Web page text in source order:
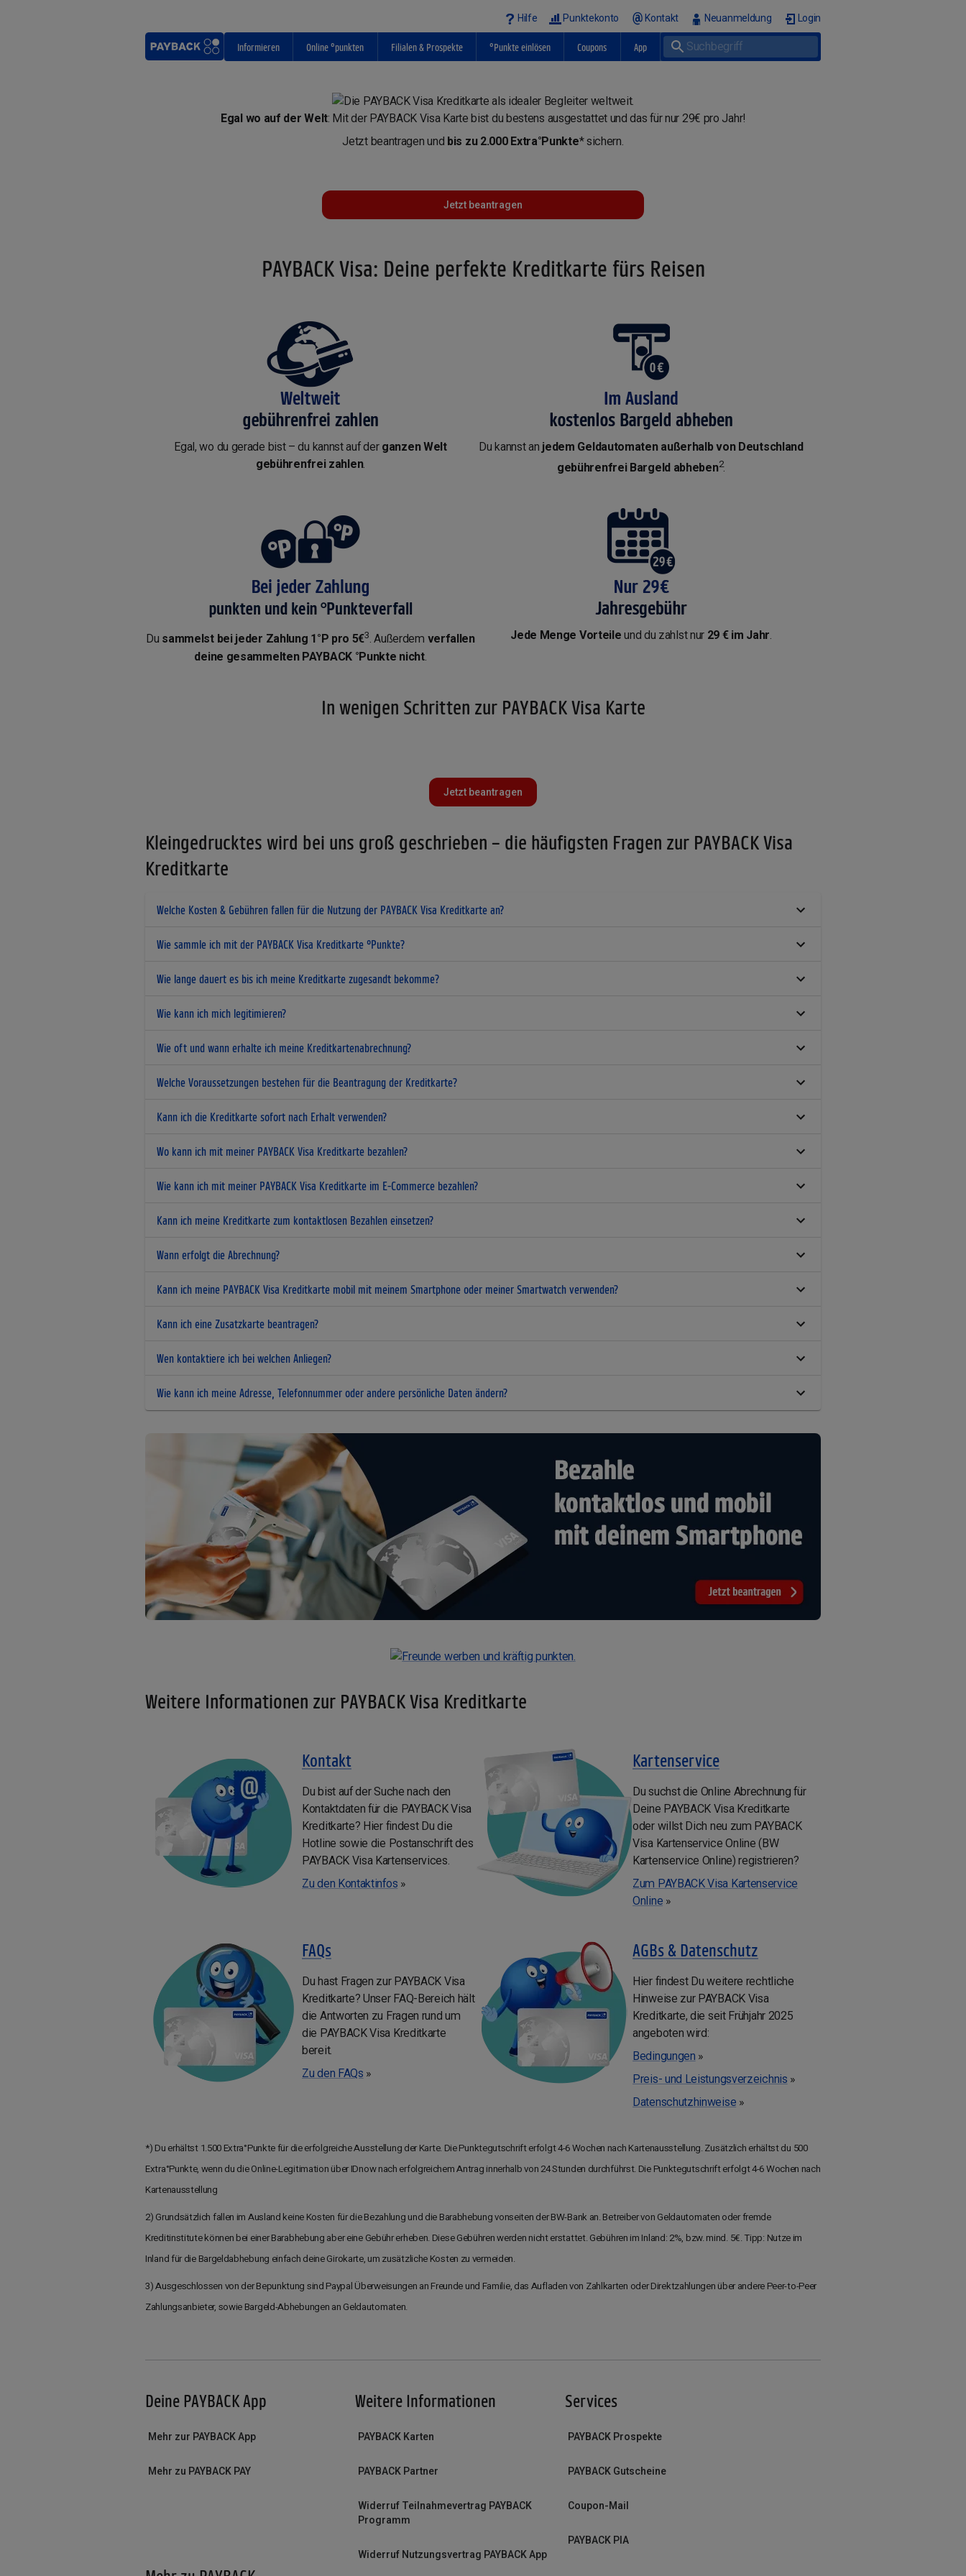
Hilfe Punktekonto Kontakt Neuanmeldung Login
Informieren Online °punkten Filialen & Prospekte °Punkte einlösen Coupons App
Egal wo auf der Welt: Mit der PAYBACK Visa Karte bist du bestens ausgestattet und das für nur 29€ pro Jahr!
Jetzt beantragen und bis zu 2.000 Extra°Punkte* sichern.
Jetzt beantragen
PAYBACK Visa: Deine perfekte Kreditkarte fürs Reisen
Egal, wo du gerade bist – du kannst auf der ganzen Welt
gebührenfrei zahlen.
Du kannst an jedem Geldautomaten außerhalb von Deutschland
gebührenfrei Bargeld abheben2.
Du sammelst bei jeder Zahlung 1°P pro 5€3. Außerdem verfallen
deine gesammelten PAYBACK °Punkte nicht.
Jede Menge Vorteile und du zahlst nur 29 € im Jahr.
In wenigen Schritten zur PAYBACK Visa Karte
Jetzt beantragen
Kleingedrucktes wird bei uns groß geschrieben – die häufigsten Fragen zur PAYBACK Visa
Kreditkarte
Welche Kosten & Gebühren fallen für die Nutzung der PAYBACK Visa Kreditkarte an?
Wie sammle ich mit der PAYBACK Visa Kreditkarte °Punkte?
Wie lange dauert es bis ich meine Kreditkarte zugesandt bekomme?
Wie kann ich mich legitimieren?
Wie oft und wann erhalte ich meine Kreditkartenabrechnung?
Welche Voraussetzungen bestehen für die Beantragung der Kreditkarte?
Kann ich die Kreditkarte sofort nach Erhalt verwenden?
Wo kann ich mit meiner PAYBACK Visa Kreditkarte bezahlen?
Wie kann ich mit meiner PAYBACK Visa Kreditkarte im E-Commerce bezahlen?
Kann ich meine Kreditkarte zum kontaktlosen Bezahlen einsetzen?
Wann erfolgt die Abrechnung?
Kann ich meine PAYBACK Visa Kreditkarte mobil mit meinem Smartphone oder meiner Smartwatch verwenden?
Kann ich eine Zusatzkarte beantragen?
Wen kontaktiere ich bei welchen Anliegen?
Wie kann ich meine Adresse, Telefonnummer oder andere persönliche Daten ändern?
Weitere Informationen zur PAYBACK Visa Kreditkarte
Kontakt
Du bist auf der Suche nach den
Kontaktdaten für die PAYBACK Visa
Kreditkarte? Hier findest Du die
Hotline sowie die Postanschrift des
PAYBACK Visa Kartenservices.
Zu den Kontaktinfos »
Kartenservice
Du suchst die Online Abrechnung für
Deine PAYBACK Visa Kreditkarte
oder willst Dich neu zum PAYBACK
Visa Kartenservice Online (BW
Kartenservice Online) registrieren?
Zum PAYBACK Visa Kartenservice
Online »
FAQs
Du hast Fragen zur PAYBACK Visa
Kreditkarte? Unser FAQ-Bereich hält
die Antworten zu Fragen rund um
die PAYBACK Visa Kreditkarte
bereit.
Zu den FAQs »
AGBs & Datenschutz
Hier findest Du weitere rechtliche
Hinweise zur PAYBACK Visa
Kreditkarte, die seit Frühjahr 2025
angeboten wird:
Bedingungen »
Preis- und Leistungsverzeichnis »
Datenschutzhinweise »
*) Du erhältst 1.500 Extra°Punkte für die erfolgreiche Ausstellung der Karte. Die Punktegutschrift erfolgt 4-6 Wochen nach Kartenausstellung. Zusätzlich erhältst du 500
Extra°Punkte, wenn du die Online-Legitimation über IDnow nach erfolgreichem Antrag innerhalb von 24 Stunden durchführst. Die Punktegutschrift erfolgt 4-6 Wochen nach
Kartenausstellung
2) Grundsätzlich fallen im Ausland keine Kosten für die Bezahlung und die Barabhebung vonseiten der BW-Bank an. Betreiber von Geldautomaten oder fremde
Kreditinstitute können bei einer Barabhebung aber eine Gebühr erheben. Diese Gebühren werden nicht erstattet. Gebühren im Inland: 2%, bzw. mind. 5€. Tipp: Nutze im
Inland für die Bargeldabhebung einfach deine Girokarte, um zusätzliche Kosten zu vermeiden.
3) Ausgeschlossen von der Bepunktung sind Paypal Überweisungen an Freunde und Familie, das Aufladen von Zahlkarten oder Direktzahlungen über andere Peer-to-Peer
Zahlungsanbieter, sowie Bargeld-Abhebungen an Geldautomaten.
Deine PAYBACK App
Mehr zur PAYBACK App
Mehr zu PAYBACK PAY
Weitere Informationen
PAYBACK Karten
PAYBACK Partner
Widerruf Teilnahmevertrag PAYBACK
Programm
Widerruf Nutzungsvertrag PAYBACK App
Services
PAYBACK Prospekte
PAYBACK Gutscheine
Coupon-Mail
PAYBACK PIA